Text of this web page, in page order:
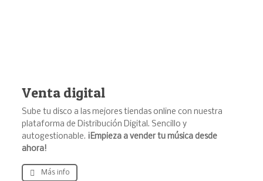
Venta digital
Sube tu disco a las mejores tiendas online con nuestra
plataforma de Distribución Digital. Sencillo y
autogestionable. ¡Empieza a vender tu música desde
ahora!
Más info